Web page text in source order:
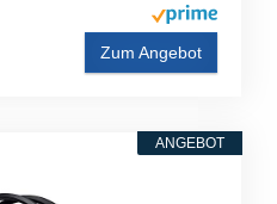
Zum Angebot
ANGEBOT